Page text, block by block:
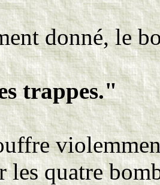
donné, le
trappes."
les quatre